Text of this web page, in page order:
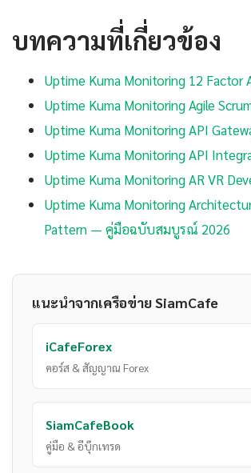
บทความที่เกี่ยวข้อง
Uptime Kuma Monitoring 12 Factor
Uptime Kuma Monitoring Agile
Uptime Kuma Monitoring API
Uptime Kuma Monitoring API
Uptime Kuma Monitoring AR VR
Uptime Kuma Monitoring
Pattern — คู่มือฉบับสมบูรณ์ 2026
แนะนำจากเครือข่าย SiamCafe
iCafeForex
คอร์ส & สัญญาณ Forex
SiamCafeBook
คู่มือ & อีบุ๊กเทรด